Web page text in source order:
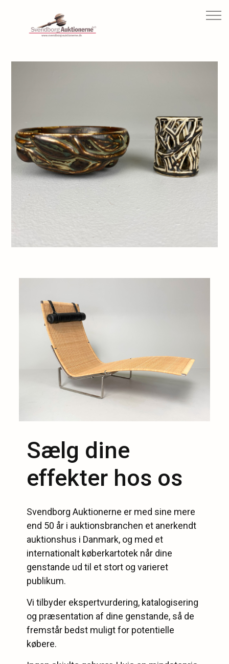
Sælg dine
effekter hos os
Svendborg Auktionerne er med sine mere
end 50 år i auktionsbranchen et anerkendt
auktionshus i Danmark, og med et
internationalt køberkartotek når dine
genstande ud til et stort og varieret
publikum.
Vi tilbyder ekspertvurdering, katalogisering
og præsentation af dine genstande, så de
fremstår bedst muligt for potentielle
købere.